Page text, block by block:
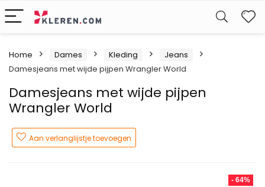
Home Dames Kleding
Jeans
Damesjeans met wijde pijpen Wrangler World
Damesjeans met wijde pijpen
Wrangler World
Aan verlanglijstje toevoegen
- 64%